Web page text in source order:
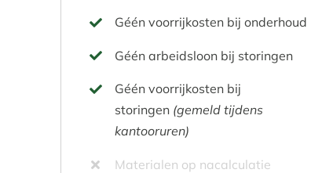
Géén voorrijkosten bij onderhoud
Géén arbeidsloon bij storingen
Géén voorrijkosten bij
storingen (gemeld tijdens
kantooruren)
Materialen op nacalculatie